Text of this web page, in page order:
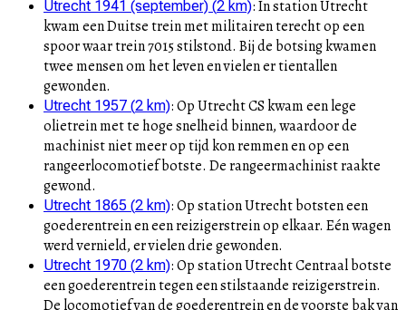
Utrecht 1941 (september) (2 km):In station Utrecht
kwam een Duitse trein met militairen terecht op een
spoor waar trein 7015 stilstond. Bij de botsing kwamen
twee mensen om het leven en vielen er tientallen
gewonden.
Utrecht 1957 (2 km):Op Utrecht CS kwam een lege
olietrein met te hoge snelheid binnen, waardoor de
machinist niet meer op tijd kon remmen en op een
rangeerlocomotief botste. De rangeermachinist raakte
gewond.
Utrecht 1865 (2 km):Op station Utrecht botsten een
goederentrein en een reizigerstrein op elkaar. Eén wagen
werd vernield, er vielen drie gewonden.
Utrecht 1970 (2 km):Op station Utrecht Centraal botste
een goederentrein tegen een stilstaande reizigerstrein.
De locomotief van de goederentrein en de voorste bak van